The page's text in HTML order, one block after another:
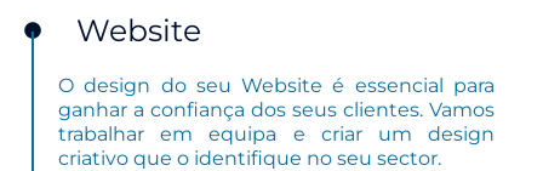
Website
O design do seu Website é essencial para
ganhar a confiança dos seus clientes. Vamos
trabalhar em equipa e criar um design
criativo que o identifique no seu sector.